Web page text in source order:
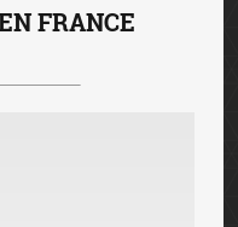
FRANCE